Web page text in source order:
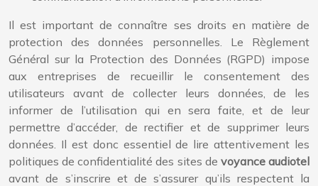
Il est important de connaître ses droits en matière de
protection des données personnelles. Le Règlement
Général sur la Protection des Données (RGPD) impose
aux entreprises de recueillir le consentement des
utilisateurs avant de collecter leurs données, de les
informer de l’utilisation qui en sera faite, et de leur
permettre d’accéder, de rectifier et de supprimer leurs
données. Il est donc essentiel de lire attentivement les
politiques de confidentialité des sites de voyance audiotel
avant de s’inscrire et de s’assurer qu’ils respectent la